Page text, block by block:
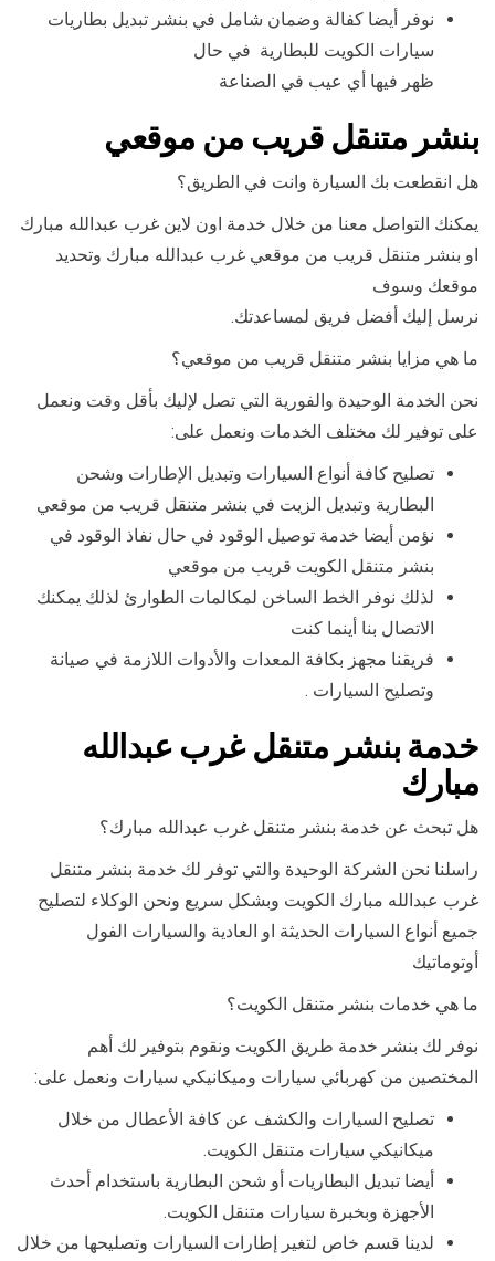
نوفر أيضا كفالة وضمان شامل في بنشر تبديل بطاريات
سيارات الكويت للبطارية في حال
ظهر فيها أي عيب في الصناعة
بنشر متنقل قريب من موقعي
هل انقطعت بك السيارة وانت في الطريق؟
يمكنك التواصل معنا من خلال خدمة اون لاين غرب عبدالله مبارك
او بنشر متنقل قريب من موقعي غرب عبدالله مبارك وتحديد
موقعك وسوف
نرسل إليك أفضل فريق لمساعدتك.
ما هي مزايا بنشر متنقل قريب من موقعي؟
نحن الخدمة الوحيدة والفورية التي تصل لإليك بأقل وقت ونعمل
على توفير لك مختلف الخدمات ونعمل على:
تصليح كافة أنواع السيارات وتبديل الإطارات وشحن
البطارية وتبديل الزيت في بنشر متنقل قريب من موقعي
نؤمن أيضا خدمة توصيل الوقود في حال نفاذ الوقود في
بنشر متنقل الكويت قريب من موقعي
لذلك نوفر الخط الساخن لمكالمات الطوارئ لذلك يمكنك
الاتصال بنا أينما كنت
فريقنا مجهز بكافة المعدات والأدوات اللازمة في صيانة
وتصليح السيارات .
خدمة بنشر متنقل غرب عبدالله
مبارك
هل تبحث عن خدمة بنشر متنقل غرب عبدالله مبارك؟
راسلنا نحن الشركة الوحيدة والتي توفر لك خدمة بنشر متنقل
غرب عبدالله مبارك الكويت وبشكل سريع ونحن الوكلاء لتصليح
جميع أنواع السيارات الحديثة او العادية والسيارات الفول
أوتوماتيك
ما هي خدمات بنشر متنقل الكويت؟
نوفر لك بنشر خدمة طريق الكويت ونقوم بتوفير لك أهم
المختصين من كهربائي سيارات وميكانيكي سيارات ونعمل على:
تصليح السيارات والكشف عن كافة الأعطال من خلال
ميكانيكي سيارات متنقل الكويت.
أيضا تبديل البطاريات أو شحن البطارية باستخدام أحدث
الأجهزة وبخبرة سيارات متنقل الكويت.
لدينا قسم خاص لتغير إطارات السيارات وتصليحها من خلال